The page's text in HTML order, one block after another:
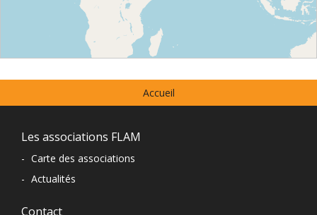
contributors.
Accueil
Navigation
du
pied
Les associations FLAM
- Carte des associations
- Actualités
Contact